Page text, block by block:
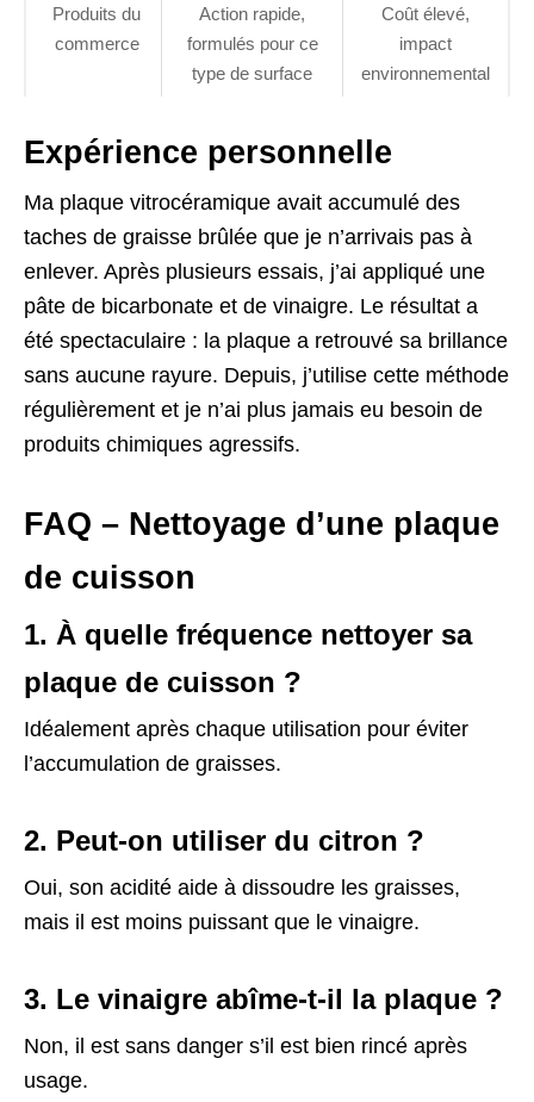
Produits du
commerce
Action rapide,
formulés pour ce
type de surface
Coût élevé,
impact
environnemental
Expérience personnelle
Ma plaque vitrocéramique avait accumulé des
taches de graisse brûlée que je n’arrivais pas à
enlever. Après plusieurs essais, j’ai appliqué une
pâte de bicarbonate et de vinaigre. Le résultat a
été spectaculaire : la plaque a retrouvé sa brillance
sans aucune rayure. Depuis, j’utilise cette méthode
régulièrement et je n’ai plus jamais eu besoin de
produits chimiques agressifs.
FAQ – Nettoyage d’une plaque
de cuisson
1. À quelle fréquence nettoyer sa
plaque de cuisson ?
Idéalement après chaque utilisation pour éviter
l’accumulation de graisses.
2. Peut-on utiliser du citron ?
Oui, son acidité aide à dissoudre les graisses,
mais il est moins puissant que le vinaigre.
3. Le vinaigre abîme-t-il la plaque ?
Non, il est sans danger s’il est bien rincé après
usage.